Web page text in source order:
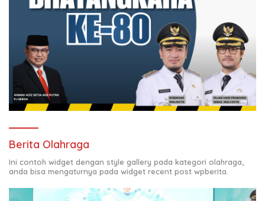
Berita Olahraga
Ini contoh widget dengan style gallery pada kategori olahraga,
anda bisa mengaturnya pada widget recent post wpberita.